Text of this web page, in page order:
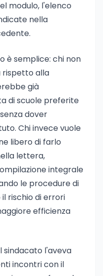
modulo, l'elenco
nella
è semplice: chi non
rispetto alla
già
di scuole preferite
dover
Chi invece vuole
libero di farlo
lettera,
integrale
le procedure di
rischio di errori
efficienza
sindacato l'aveva
incontri con il